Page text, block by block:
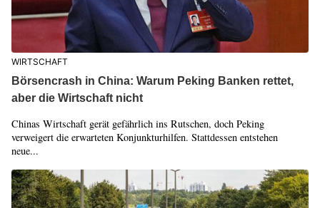
WIRTSCHAFT
Börsencrash in China: Warum Peking Banken rettet,
aber die Wirtschaft nicht
Chinas Wirtschaft gerät gefährlich ins Rutschen, doch Peking
verweigert die erwarteten Konjunkturhilfen. Stattdessen entstehen
neue...